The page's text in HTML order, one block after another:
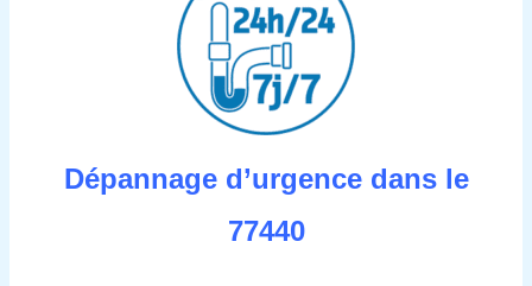
Dépannage d’urgence dans le
77440